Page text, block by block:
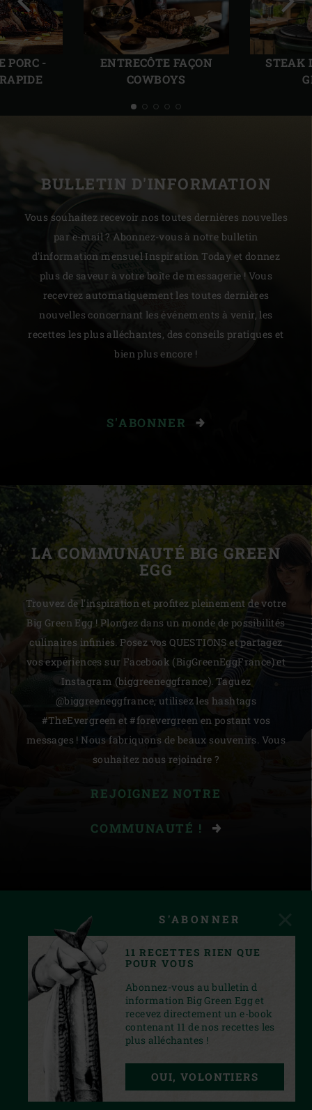
PORC -
ENTRECÔTE FAÇON
COWBOYS
STEAK
Diapo
précédente
BULLETIN D'INFORMATION
Vous souhaitez recevoir nos toutes dernières nouvelles
par e-mail ? Abonnez-vous à notre bulletin
d'information mensuel Inspiration Today et donnez
plus de saveur à votre boîte de messagerie ! Vous
recevrez automatiquement les toutes dernières
nouvelles concernant les événements à venir, les
recettes les plus alléchantes, des conseils pratiques et
bien plus encore !
S'ABONNER
LA COMMUNAUTÉ BIG GREEN
EGG
Trouvez de l'inspiration et profitez pleinement de votre
Big Green Egg ! Plongez dans un monde de possibilités
culinaires infinies. Posez vos QUESTIONS et partagez
vos expériences sur Facebook (BigGreenEggFrance) et
Instagram (biggreeneggfrance). Taguez
@biggreeneggfrance, utilisez les hashtags
#TheEvergreen et #forevergreen en postant vos
messages ! Nous fabriquons de beaux souvenirs. Vous
souhaitez nous rejoindre ?
REJOIGNEZ NOTRE
COMMUNAUTÉ !
PRIVACY STATEMENT
S'ABONNER
11 RECETTES RIEN QUE
POUR VOUS
Abonnez-vous au bulletin d
information Big Green Egg et
recevez directement un e-book
contenant 11 de nos recettes les
plus alléchantes !
OUI, VOLONTIERS